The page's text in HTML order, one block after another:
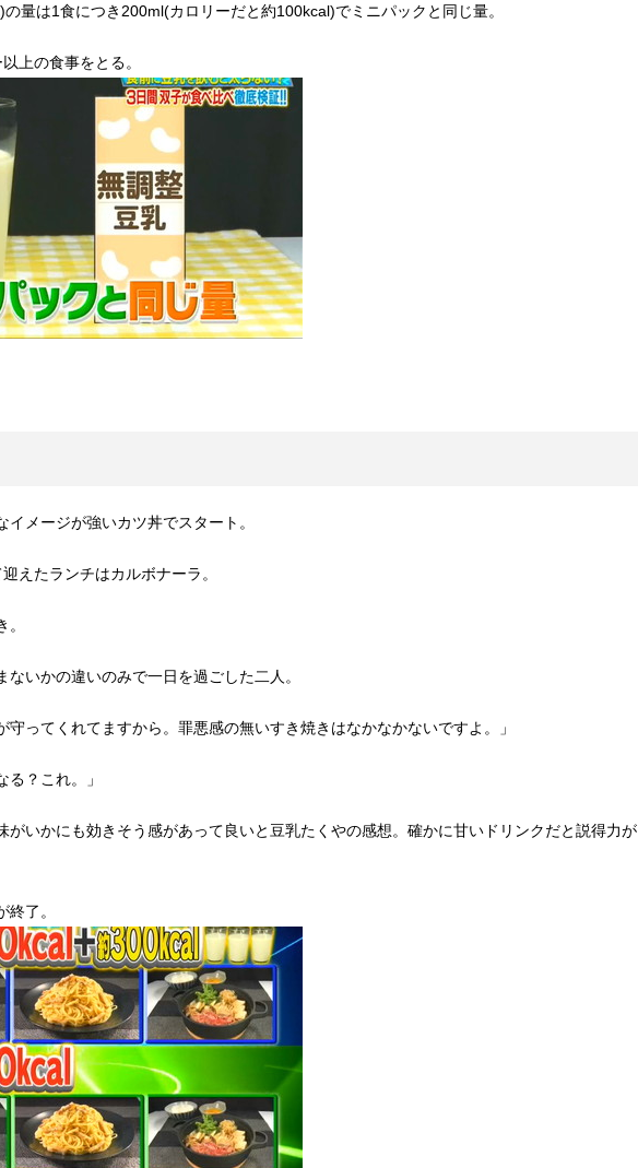
量は1食につき200ml(カロリーだと約100kcal)でミニパックと同じ量。
上の食事をとる。
メージが強いカツ丼でスタート。
えたランチはカルボナーラ。
いかの違いのみで一日を過ごした二人。
守ってくれてますから。罪悪感の無いすき焼きはなかなかないですよ。」
？これ。」
がいかにも効きそう感があって良いと豆乳たくやの感想。確かに甘いドリンクだと説得力が
了。